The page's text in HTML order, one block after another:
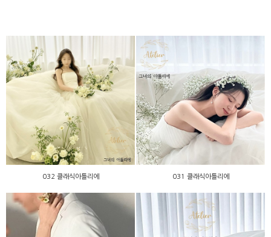
032 클래식아틀리에
032 클래식아틀리에
031 클래식아틀리에
031 클래식아틀리에